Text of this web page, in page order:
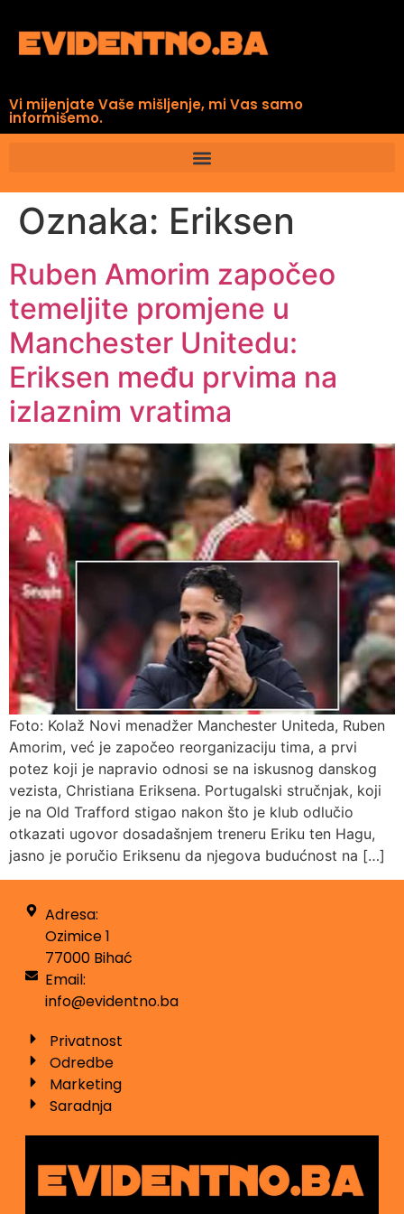
Vi mijenjate Vaše mišljenje, mi Vas samo
informišemo.
Oznaka: Eriksen
Ruben Amorim započeo
temeljite promjene u
Manchester Unitedu:
Eriksen među prvima na
izlaznim vratima
Foto: Kolaž Novi menadžer Manchester Uniteda, Ruben
Amorim, već je započeo reorganizaciju tima, a prvi
potez koji je napravio odnosi se na iskusnog danskog
vezista, Christiana Eriksena. Portugalski stručnjak, koji
je na Old Trafford stigao nakon što je klub odlučio
otkazati ugovor dosadašnjem treneru Eriku ten Hagu,
jasno je poručio Eriksenu da njegova budućnost na […]
Adresa:
Ozimice 1
77000 Bihać
Email:
info@evidentno.ba
Privatnost
Odredbe
Marketing
Saradnja